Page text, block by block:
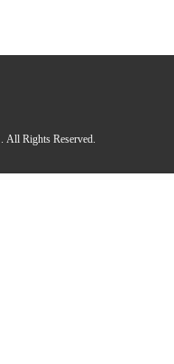
. All Rights Reserved.